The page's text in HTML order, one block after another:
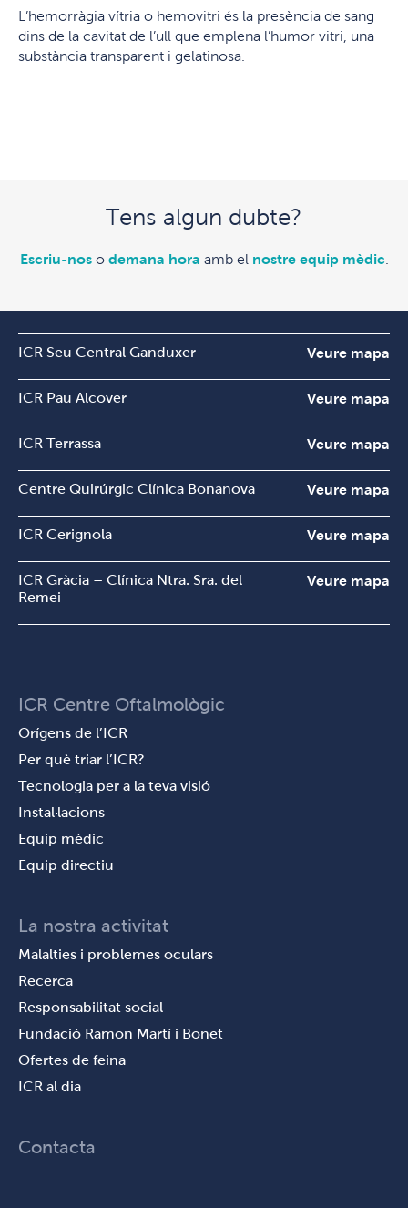
L’hemorràgia vítria o hemovitri és la presència de sang
dins de la cavitat de l’ull que emplena l’humor vitri, una
substància transparent i gelatinosa.
Tens algun dubte?
Escriu-noso demana hora amb el nostre equip mèdic.
ICR Seu Central Ganduxer Veure mapa
ICR Pau Alcover Veure mapa
ICR Terrassa Veure mapa
Centre Quirúrgic Clínica Bonanova Veure mapa
ICR Cerignola Veure mapa
ICR Gràcia – Clínica Ntra. Sra. del
Remei
Veure mapa
ICR Centre Oftalmològic
Orígens de l’ICR
Per què triar l’ICR?
Tecnologia per a la teva visió
Instal·lacions
Equip mèdic
Equip directiu
La nostra activitat
Malalties i problemes oculars
Recerca
Responsabilitat social
Fundació Ramon Martí i Bonet
Ofertes de feina
ICR al dia
Contacta